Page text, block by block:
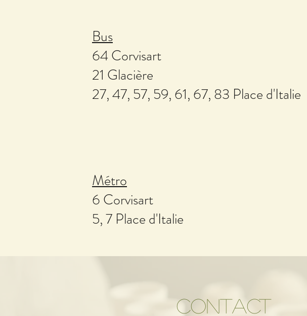
Bus
64 Corvisart
21 Glacière
27, 47, 57, 59, 61, 67, 83 Place d'Italie
Métro
6 Corvisart
5, 7 Place d'Italie
CONTACT